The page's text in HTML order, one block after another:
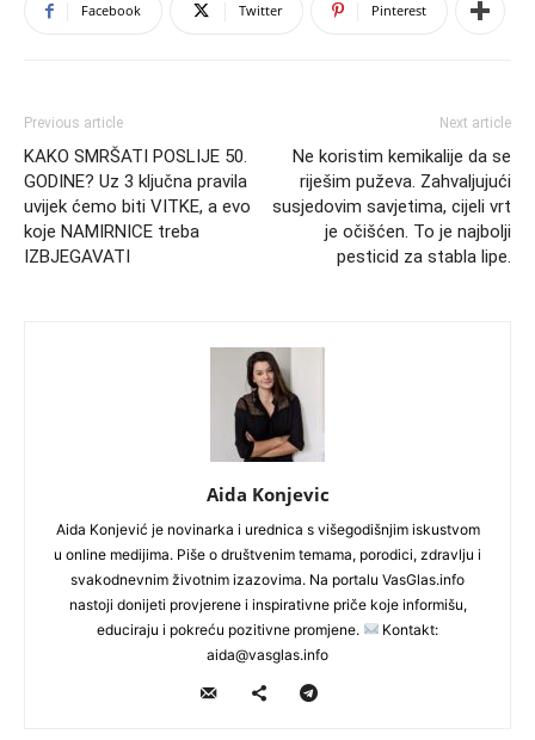
Facebook Twitter Pinterest
Previous article
KAKO SMRŠATI POSLIJE 50.
GODINE? Uz 3 ključna pravila
uvijek ćemo biti VITKE, a evo
koje NAMIRNICE treba
IZBJEGAVATI
Next article
Ne koristim kemikalije da se
riješim puževa. Zahvaljujući
susjedovim savjetima, cijeli vrt
je očišćen. To je najbolji
pesticid za stabla lipe.
Aida Konjevic
Aida Konjević je novinarka i urednica s višegodišnjim iskustvom
u online medijima. Piše o društvenim temama, porodici, zdravlju i
svakodnevnim životnim izazovima. Na portalu VasGlas.info
nastoji donijeti provjerene i inspirativne priče koje informišu,
educiraju i pokreću pozitivne promjene.
Kontakt:
aida@vasglas.info